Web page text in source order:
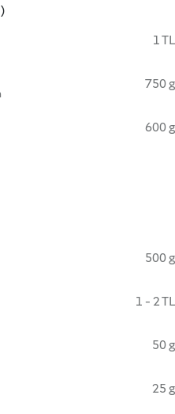
1 TL
750 g
600 g
500 g
1 - 2 TL
50 g
25 g